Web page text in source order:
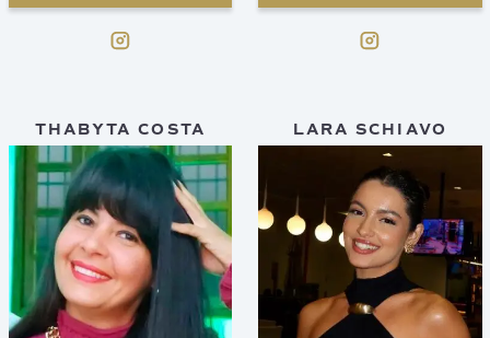
THABYTA COSTA LARA SCHIAVO